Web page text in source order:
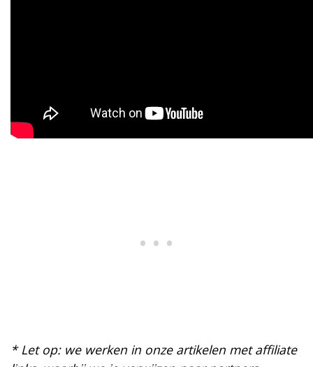
* Let op: we werken in onze artikelen met affiliate